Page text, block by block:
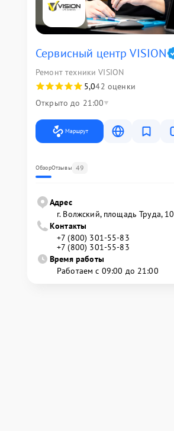
Сервисный центр VISION
Ремонт техники VISION
5,042 оценки
Открыто до 21:00
Маршрут
ОбзорОтзывы 49
Адрес
г. Волжский, площадь Труда, 10
Контакты
+7 (800) 301-55-83
+7 (800) 301-55-83
Время работы
Работаем с 09:00 до 21:00